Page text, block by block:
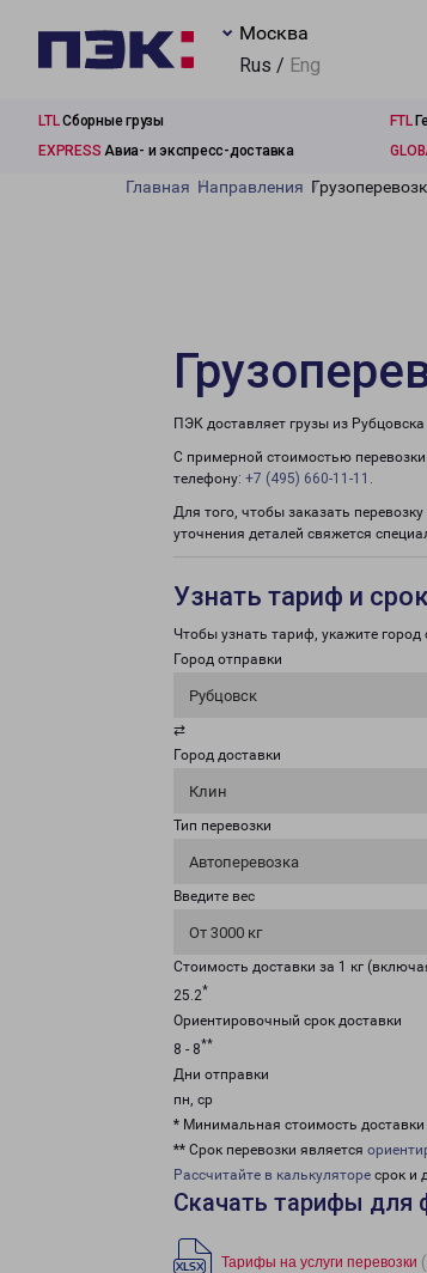
Москва
Rus / Eng
LTLСборные грузы FTL
EXPRESS Авиа- и экспресс-доставка
Главная Направления
ПЭК доставляет грузы из
С примерной стоимостью
телефону: +7 (495) 660-11-11 .
Для того, чтобы заказать
уточнения деталей свяжется
Узнать тариф и
Чтобы узнать тариф, укажите город
Город отправки
Рубцовск
⇄
Город доставки
Клин
Тип перевозки
Автоперевозка
Введите вес
От 3000 кг
Стоимость доставки за 1 кг
25.2*
Ориентировочный срок доставки
8 - 8**
Дни отправки
пн, ср
* Минимальная стоимость
** Срок перевозки является
Рассчитайте в калькуляторе срок и
Скачать тарифы для
Тарифы на услуги перевозки